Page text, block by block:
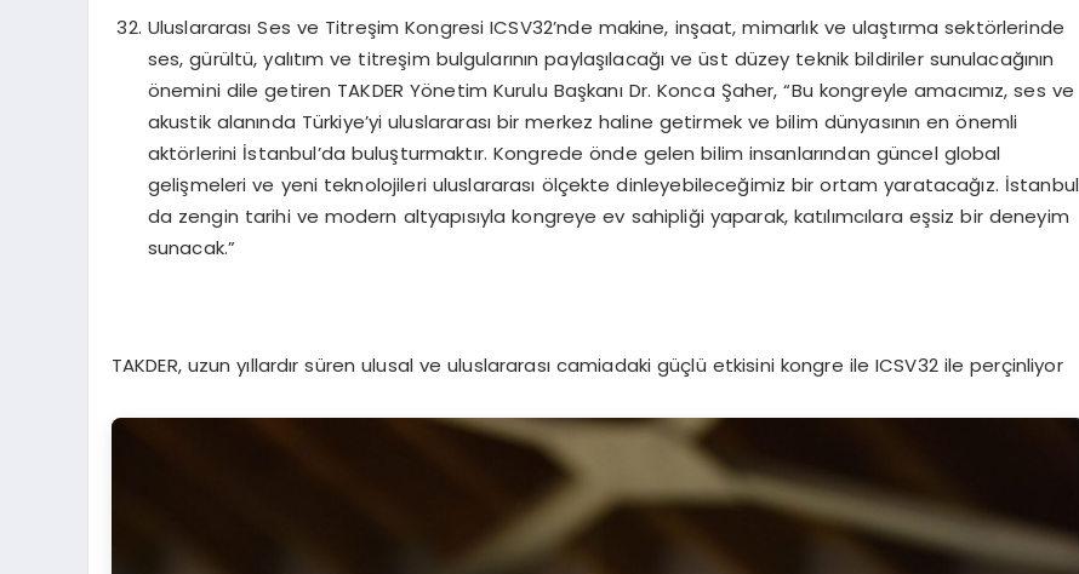
Uluslararası Ses ve Titreşim Kongresi ICSV32’nde makine, inşaat, mimarlık ve ulaştırma sektörlerinde
ses, gürültü, yalıtım ve titreşim bulgularının paylaşılacağı ve üst düzey teknik bildiriler sunulacağının
önemini dile getiren TAKDER Yönetim Kurulu Başkanı Dr. Konca Şaher, “Bu kongreyle amacımız, ses ve
akustik alanında Türkiye’yi uluslararası bir merkez haline getirmek ve bilim dünyasının en önemli
aktörlerini İstanbul’da buluşturmaktır. Kongrede önde gelen bilim insanlarından güncel global
gelişmeleri ve yeni teknolojileri uluslararası ölçekte dinleyebileceğimiz bir ortam yaratacağız. İstanbul
da zengin tarihi ve modern altyapısıyla kongreye ev sahipliği yaparak, katılımcılara eşsiz bir deneyim
sunacak.”
TAKDER, uzun yıllardır süren ulusal ve uluslararası camiadaki güçlü etkisini kongre ile ICSV32 ile perçinliyor